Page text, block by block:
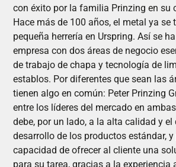
con éxito por la familia Prinzing en su
Hace más de 100 años, el metal ya se
pequeña herrería en Urspring. Así se
empresa con dos áreas de negocio
de trabajo de chapa y tecnología de
establos. Por diferentes que sean las
tienen algo en común: Peter Prinzing
entre los líderes del mercado en
debe, por un lado, a la alta calidad y
desarrollo de los productos estándar, y
capacidad de ofrecer al cliente una
para su tarea, gracias a la experiencia